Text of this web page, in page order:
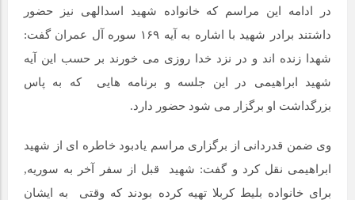
در ادامه این مراسم که خانواده شهید اسدالهی نیز حضور
داشتند برادر شهید با اشاره به آیه ۱۶۹ سوره آل عمران گفت:
شهدا زنده اند و در نزد خدا روزی می خورند بر حسب این آیه
شهید ابراهیمی در این جلسه و برنامه هایی که به پاس
بزرگداشت او برگزار می شود حضور دارد.
وی ضمن قدردانی از برگزاری مراسم یادبود خاطره ای از شهید
ابراهیمی نقل کرد و گفت: شهید قبل از سفر آخر به سوریه,
برای خانواده بلیط کربلا تهیه کرده بودند که وقتی به ایشان